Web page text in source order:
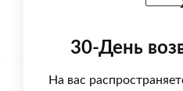
30-День
На вас